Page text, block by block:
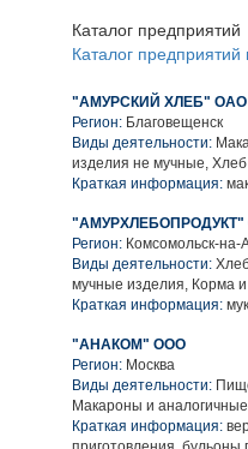
Каталог предприятий
Каталог
"АМУРСКИЙ ХЛЕБ" ОАО
Регион: Благовещенск
Виды деятельности:
изделия не мучные,
Краткая информация:
Регион: Комсомольск-на-
Виды деятельности:
мучные изделия, Корма
Краткая информация:
"АНАКОМ" ООО
Регион: Москва
Виды деятельности:
Макароны и
Краткая информация: